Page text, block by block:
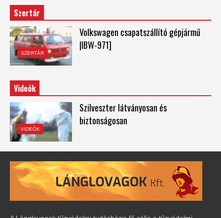
Szertár
SZERTÁR
Volkswagen csapatszállító gépjármű
|IBW-971]
Videók
VIDEÓK
Szilveszter látványosan és
biztonságosan